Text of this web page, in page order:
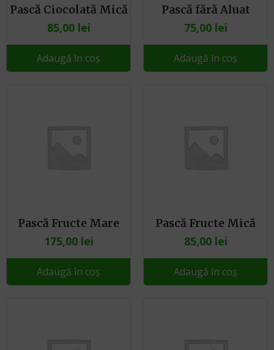
Pască Ciocolată Mică
85,00 lei
Adaugă în coș
Pască fără Aluat
75,00 lei
Adaugă în coș
Pască Fructe Mare
175,00 lei
Adaugă în coș
Pască Fructe Mică
85,00 lei
Adaugă în coș